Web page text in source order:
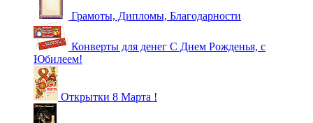
Грамоты, Дипломы, Благодарности
Конверты для денег С Днем Рожденья, с
Юбилеем!
Открытки 8 Марта !